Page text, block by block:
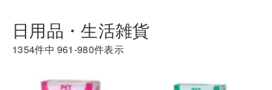
日用品・生活雑貨
1354件中 961-980件表示